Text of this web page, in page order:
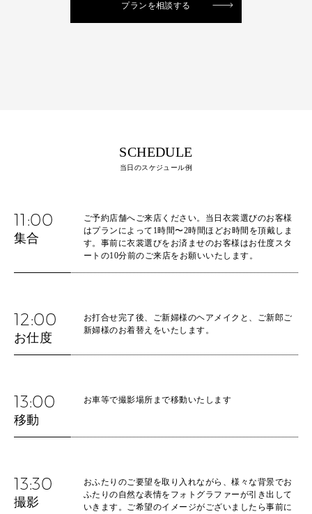
プランを相談する
SCHEDULE
当日のスケジュール例
11:00
集合
ご予約店舗へご来店ください。当日衣裳選びのお客様
はプランによって1時間〜2時間ほどお時間を頂戴しま
す。事前に衣裳選びをお済ませのお客様はお仕度スタ
ートの10分前のご来店をお願いいたします。
12:00
お仕度
お打合せ完了後、ご新婦様のヘアメイクと、ご新郎ご
新婦様のお着替えをいたします。
13:00
移動
お車等で撮影場所まで移動いたします
13:30
撮影
おふたりのご要望を取り入れながら、様々な背景でお
ふたりの自然な表情をフォトグラファーが引き出して
いきます。ご希望のイメージがございましたら事前に